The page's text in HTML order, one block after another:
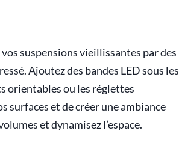
suspensions vieillissantes par des
Ajoutez des bandes LED sous les
orientables ou les réglettes
surfaces et de créer une ambiance
et dynamisez l’espace.